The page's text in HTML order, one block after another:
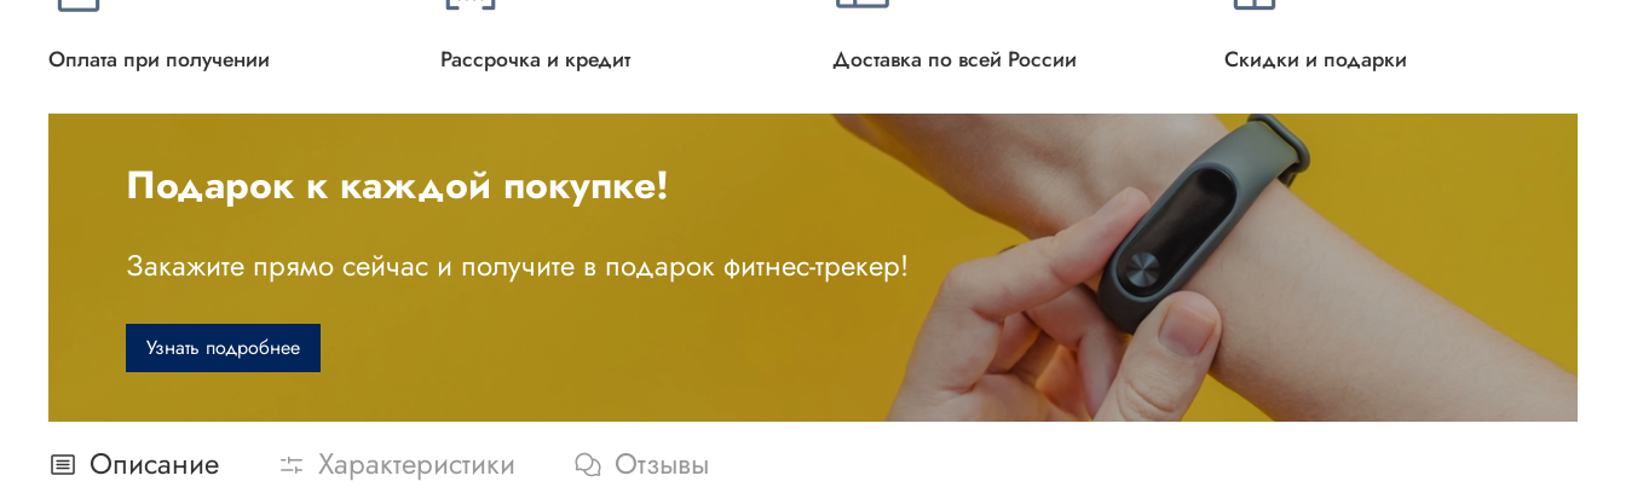
Оплата при получении Рассрочка и кредит Доставка по всей России Скидки и подарки
Подарок к каждой покупке!
Закажите прямо сейчас и получите в подарок фитнес-трекер!
Узнать подробнее
Описание Характеристики Отзывы